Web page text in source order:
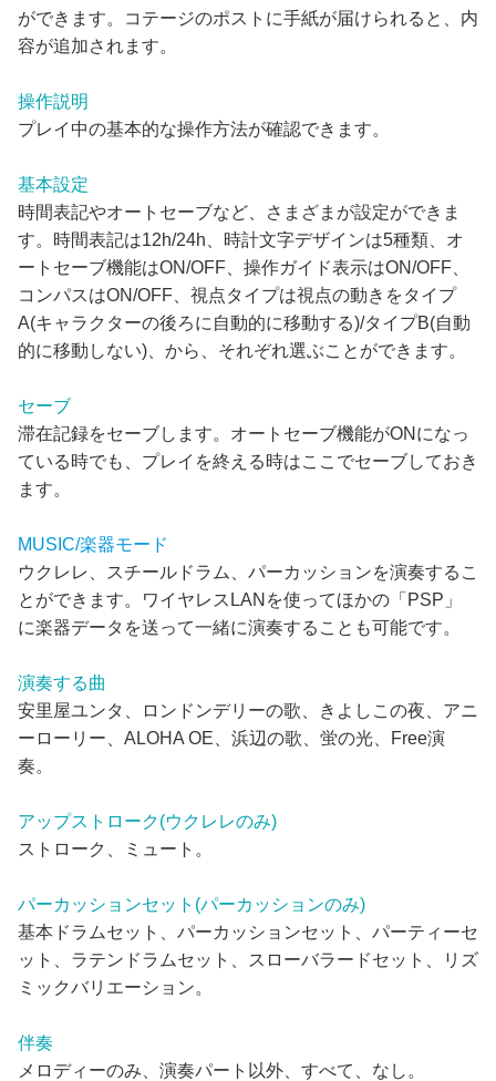
ができます。コテージのポストに手紙が届けられると、内
容が追加されます。
操作説明
プレイ中の基本的な操作方法が確認できます。
基本設定
時間表記やオートセーブなど、さまざまが設定ができま
す。時間表記は12h/24h、時計文字デザインは5種類、オ
ートセーブ機能はON/OFF、操作ガイド表示はON/OFF、
コンパスはON/OFF、視点タイプは視点の動きをタイプ
A(キャラクターの後ろに自動的に移動する)/タイプB(自動
的に移動しない)、から、それぞれ選ぶことができます。
セーブ
滞在記録をセーブします。オートセーブ機能がONになっ
ている時でも、プレイを終える時はここでセーブしておき
ます。
MUSIC/楽器モード
ウクレレ、スチールドラム、パーカッションを演奏するこ
とができます。ワイヤレスLANを使ってほかの「PSP」
に楽器データを送って一緒に演奏することも可能です。
演奏する曲
安里屋ユンタ、ロンドンデリーの歌、きよしこの夜、アニ
ーローリー、ALOHA OE、浜辺の歌、蛍の光、Free演
奏。
アップストローク(ウクレレのみ)
ストローク、ミュート。
パーカッションセット(パーカッションのみ)
基本ドラムセット、パーカッションセット、パーティーセ
ット、ラテンドラムセット、スローバラードセット、リズ
ミックバリエーション。
伴奏
メロディーのみ、演奏パート以外、すべて、なし。